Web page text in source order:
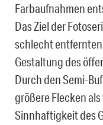
Farbaufnahmen
Das Ziel der
schlecht entfernten
Gestaltung des
Durch den Semi-
größere Flecken
Sinnhaftigkeit des